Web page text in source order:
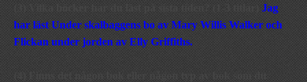
(3) Vilka böcker har du läst på sista tiden? (1-3 titlar) Jag
har läst Under skalbaggens bo av Mary Willis Walker och
Flickan under jorden av Elly Griffiths.
(4) Finns det någon bok
eller någon typ av bok som du